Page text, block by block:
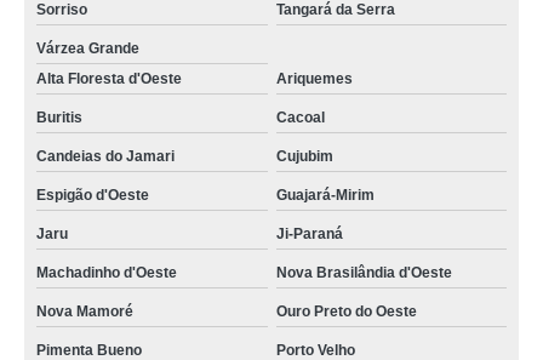
Sorriso Tangará da Serra
Várzea Grande
Alta Floresta d'Oeste
Ariquemes
Buritis Cacoal
Candeias do Jamari Cujubim
Espigão d'Oeste Guajará-Mirim
Jaru Ji-Paraná
Machadinho d'Oeste Nova Brasilândia d'Oeste
Nova Mamoré Ouro Preto do Oeste
Pimenta Bueno Porto Velho